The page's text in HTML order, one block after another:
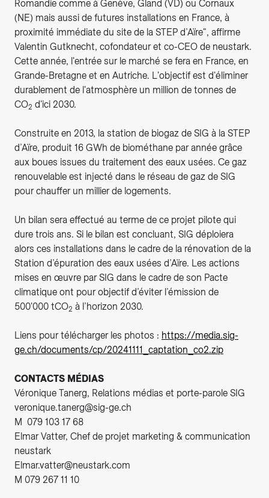
Romandie comme à Genève, Gland (VD) ou Cornaux
(NE) mais aussi de futures installations en France, à
proximité immédiate du site de la STEP d’Aïre", affirme
Valentin Gutknecht, cofondateur et co-CEO de neustark.
Cette année, l'entrée sur le marché se fera en France, en
Grande-Bretagne et en Autriche. L'objectif est d'éliminer
durablement de l'atmosphère un million de tonnes de
CO2 d'ici 2030.
Construite en 2013, la station de biogaz de SIG à la STEP
d’Aïre, produit 16 GWh de biométhane par année grâce
aux boues issues du traitement des eaux usées. Ce gaz
renouvelable est injecté dans le réseau de gaz de SIG
pour chauffer un millier de logements.
Un bilan sera effectué au terme de ce projet pilote qui
dure trois ans. Si le bilan est concluant, SIG déploiera
alors ces installations dans le cadre de la rénovation de la
Station d’épuration des eaux usées d’Aïre. Les actions
mises en œuvre par SIG dans le cadre de son Pacte
climatique ont pour objectif d’éviter l’émission de
500'000 tCO2 à l’horizon 2030.
Liens pour télécharger les photos : https://media.sig-
ge.ch/documents/cp/20241111_captation_co2.zip
CONTACTS MÉDIAS
Véronique Tanerg, Relations médias et porte-parole SIG
veronique.tanerg@sig-ge.ch
M 079 103 17 68
Elmar Vatter, Chef de projet marketing & communication
neustark
Elmar.vatter@neustark.com
M 079 267 11 10